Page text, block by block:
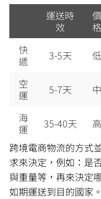
運送時
效
價
格
快
遞
3-5天 低
空
運
5-7天 中
海
運
35-40天 高
跨境電商物流的方式
求來決定，例如：是
與重量等，再來決定
如期運送到目的國家。